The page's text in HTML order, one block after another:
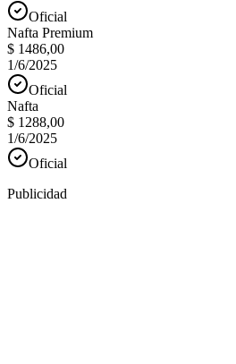
Oficial
Nafta Premium
$ 1486,00
1/6/2025
Oficial
Nafta
$ 1288,00
1/6/2025
Oficial
Publicidad